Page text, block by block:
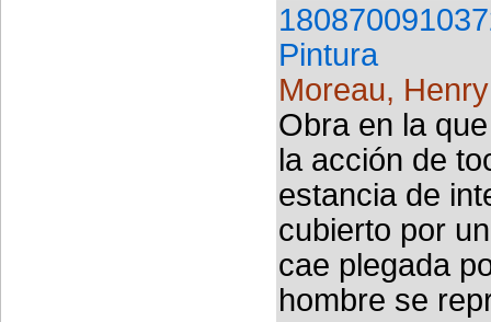
Pintura
Moreau, Henry
Obra en la
la acción de
estancia de
cubierto por
cae plegada
hombre se